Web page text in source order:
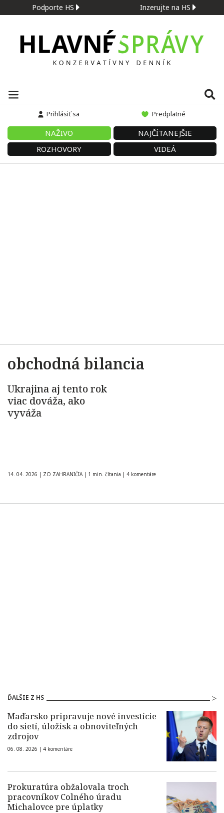
Podporte HS Inzerujte na HS
Prihlásiť sa Predplatné
NAŽIVO
NAJČÍTANEJŠIE
ROZHOVORY
VIDEÁ
obchodná bilancia
Ukrajina aj tento rok
viac dováža, ako
vyváža
14. 04. 2026 | ZO ZAHRANIČIA | 1 min. čítania | 4 komentáre
ĎALŠIE Z HS
Maďarsko pripravuje nové investície
do sietí, úložísk a obnoviteľných
zdrojov
06. 08. 2026 | 4 komentáre
Prokuratúra obžalovala troch
pracovníkov Colného úradu
Michalovce pre úplatky